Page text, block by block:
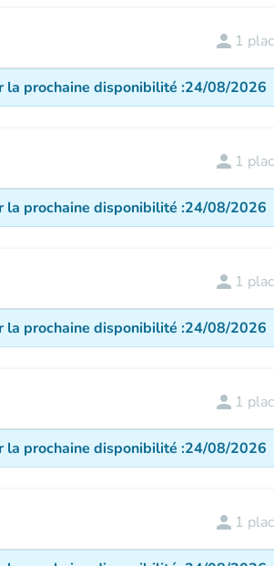
person 1
la prochaine disponibilité :24/08/2026
person 1
la prochaine disponibilité :24/08/2026
person 1
la prochaine disponibilité :24/08/2026
person 1
la prochaine disponibilité :24/08/2026
person 1